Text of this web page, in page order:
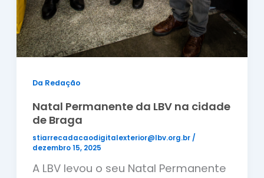
Da Redação
Natal Permanente da LBV na cidade
de Braga
stiarrecadacaodigitalexterior@lbv.org.br /
dezembro 15, 2025
A LBV levou o seu Natal Permanente